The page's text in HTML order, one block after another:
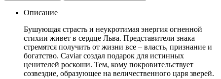
Описание
Бушующая страсть и неукротимая энергия огненной
стихии живет в сердце Льва. Представители знака
стремятся получить от жизни все – власть, признание и
богатство. Caviar создал подарок для истинных
ценителей роскоши. Тем, кому покровительствует
созвездие, образующее на величественного царя зверей.